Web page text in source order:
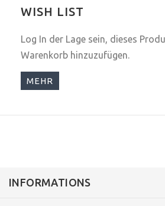
WISH LIST
Log In der Lage sein, dieses
Warenkorb hinzuzufügen.
MEHR
INFORMATIONS